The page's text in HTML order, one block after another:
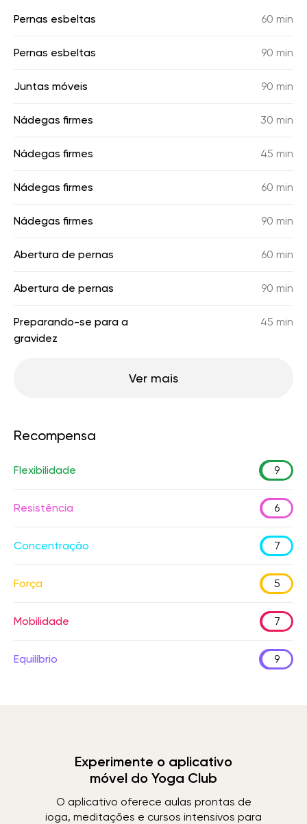
Pernas esbeltas 60 min
Pernas esbeltas 90 min
Juntas móveis 90 min
Nádegas firmes 30 min
Nádegas firmes 45 min
Nádegas firmes 60 min
Nádegas firmes 90 min
Abertura de pernas 60 min
Abertura de pernas 90 min
Preparando-se para a
gravidez
45 min
Ver mais
Recompensa
Flexibilidade 9
Resistência 6
Concentração 7
Força 5
Mobilidade 7
Equilíbrio 9
Experimente o aplicativo
móvel do Yoga Club
O aplicativo oferece aulas prontas de
ioga, meditações e cursos intensivos para